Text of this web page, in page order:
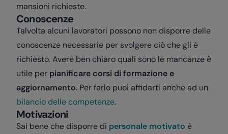
mansioni richieste.
Conoscenze
Talvolta alcuni lavoratori possono non disporre delle
conoscenze necessarie per svolgere ciò che gli è
richiesto. Avere ben chiaro quali sono le mancanze è
utile per pianificare corsi di formazione e
aggiornamento. Per farlo puoi affidarti anche ad un
bilancio delle competenze.
Motivazioni
Sai bene che disporre di personale motivato è